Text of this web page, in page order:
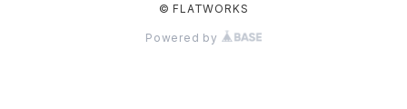
© FLATWORKS
Powered by